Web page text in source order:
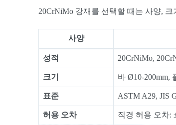
20CrNiMo 강재를 선택할 때는 사양,
사양
성적 20CrNiMo,
크기 바 Ø10-200mm,
표준 ASTM A29, JIS
허용 오차 직경 허용 오차: